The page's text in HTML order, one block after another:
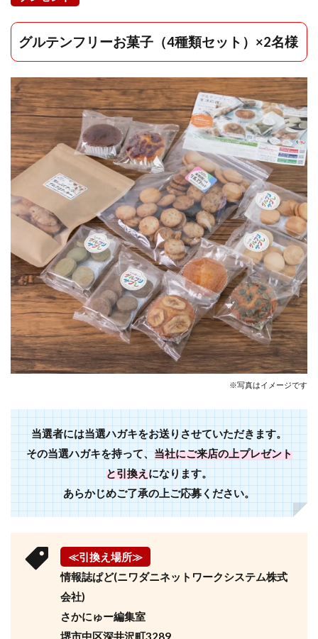
グルテンフリーお菓子（4種類セット）×2名様
※写真はイメージです
当選者には当選ハガキをお送りさせていただきます。
その当選ハガキを持って、当社にご来店の上プレゼント
と引換えになります。
あらかじめご了承の上ご応募ください。
≪引換え場所≫
情報誌ぱど(ニワダニネットワークシステム株式
会社)
さかにゅー編集室
堺市中区深井沢町3289